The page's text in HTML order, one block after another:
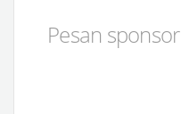
Pesan sponsor